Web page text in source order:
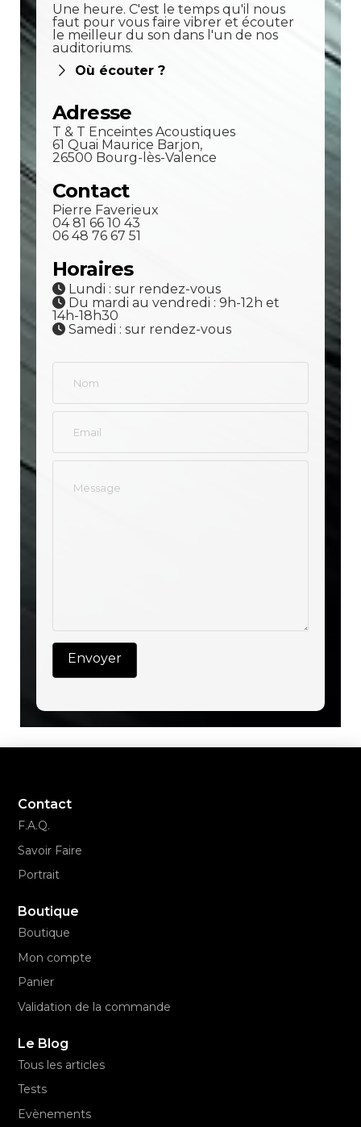
Une heure. C'est le temps qu'il nous
faut pour vous faire vibrer et écouter
le meilleur du son dans l'un de nos
auditoriums.
Où écouter ?
Adresse
T & T Enceintes Acoustiques
61 Quai Maurice Barjon,
26500 Bourg-lès-Valence
Contact
Pierre Faverieux
04 81 66 10 43
06 48 76 67 51
Horaires
Lundi : sur rendez-vous
Du mardi au vendredi : 9h-12h et
14h-18h30
Samedi : sur rendez-vous
Contact
F.A.Q.
Savoir Faire
Portrait
Boutique
Boutique
Mon compte
Panier
Validation de la commande
Le Blog
Tous les articles
Tests
Evènements